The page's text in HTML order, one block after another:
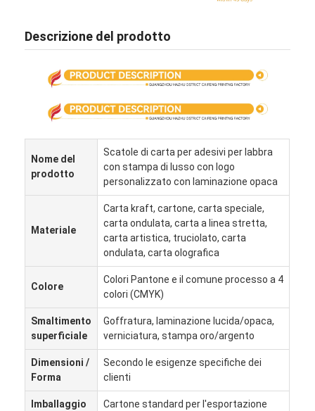
Chi Siamo
Visita alla fabbrica
Controllo di qualità
Contattaci
stampa di scatole di imballaggio
Scatola d'imballaggio cosmetica
Scatola di imballaggio elettronica
borse di carta del regalo
Contenitore di regalo rigido
Descrizione del prodotto
Nome del
prodotto
Scatole di carta per adesivi per labbra
con stampa di lusso con logo
personalizzato con laminazione opaca
Materiale
Carta kraft, cartone, carta speciale,
carta ondulata, carta a linea stretta,
carta artistica, truciolato, carta
ondulata, carta olografica
Colore
Colori Pantone e il comune processo a 4
colori (CMYK)
Smaltimento
superficiale
Goffratura, laminazione lucida/opaca,
verniciatura, stampa oro/argento
Dimensioni /
Forma
Secondo le esigenze specifiche dei
clienti
Imballaggio Cartone standard per l'esportazione